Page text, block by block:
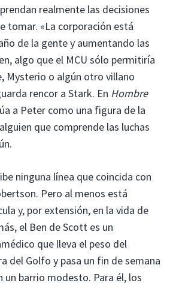
realmente las decisiones
tomar. «La corporación está
de la gente y aumentando las
algo que el MCU sólo permitiría
Mysterio o algún otro villano
rencor a Stark. En Hombre
a Peter como una figura de la
que comprende las luchas
ninguna línea que coincida con
Pero al menos está
y, por extensión, en la vida de
el Ben de Scott es un
que lleva el peso del
del Golfo y pasa un fin de semana
un barrio modesto. Para él, los